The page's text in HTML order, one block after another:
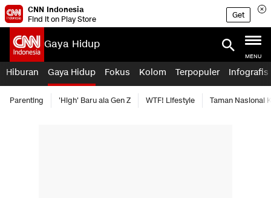
CNN Indonesia
Find it on Play Store
Get
Gaya Hidup
MENU
Hiburan Gaya Hidup Fokus Kolom Terpopuler Infografis
Parenting 'High' Baru ala Gen Z WTF! Lifestyle Taman Nasional